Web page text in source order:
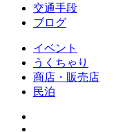
交通手段
ブログ
イベント
うくちゃり
商店・販売店
民泊